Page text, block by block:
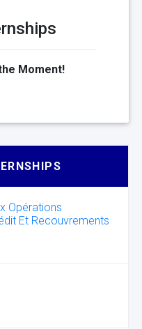
Moment!
Opérations
Et Recouvrements